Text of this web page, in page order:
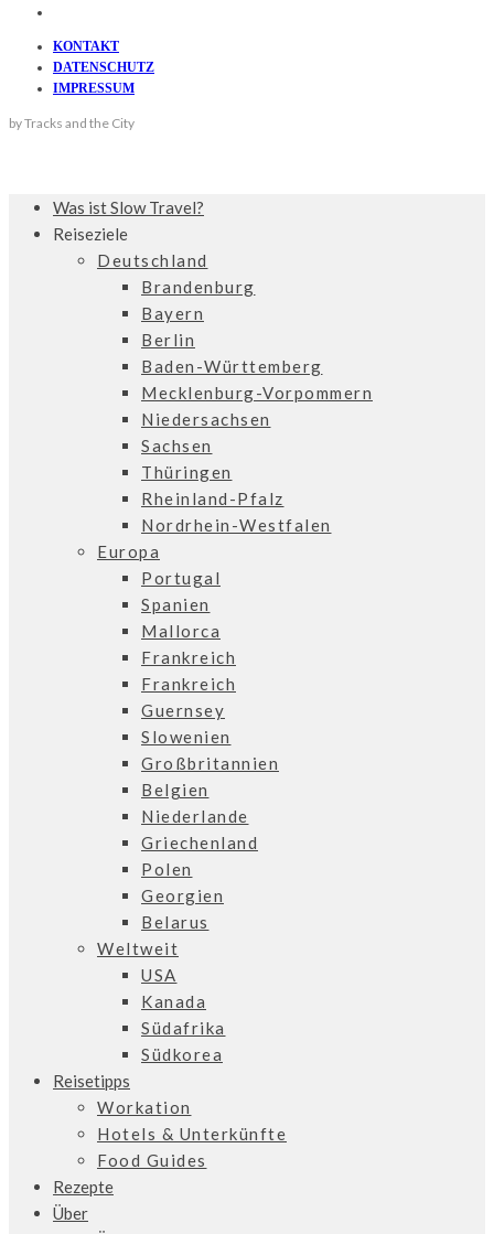
KONTAKT
DATENSCHUTZ
IMPRESSUM
by Tracks and the City
Was ist Slow Travel?
Reiseziele
Deutschland
Brandenburg
Bayern
Berlin
Baden-Württemberg
Mecklenburg-Vorpommern
Niedersachsen
Sachsen
Thüringen
Rheinland-Pfalz
Nordrhein-Westfalen
Europa
Portugal
Spanien
Mallorca
Frankreich
Frankreich
Guernsey
Slowenien
Großbritannien
Belgien
Niederlande
Griechenland
Polen
Georgien
Belarus
Weltweit
USA
Kanada
Südafrika
Südkorea
Reisetipps
Workation
Hotels & Unterkünfte
Food Guides
Rezepte
Über